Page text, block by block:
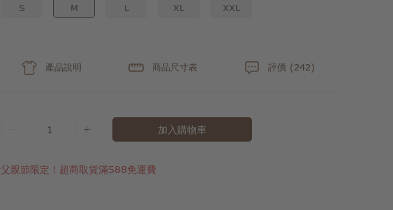
S M L XL XXL
產品說明 商品尺寸表 評價 (242)
1 加入購物車
父親節限定！超商取貨滿588免運費